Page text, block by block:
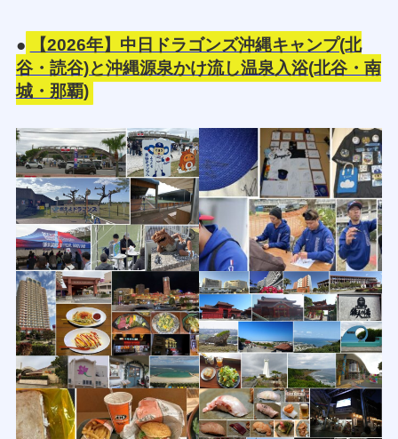
●
【2026年】中日ドラゴンズ沖縄キャンプ(北
谷・読谷)と沖縄源泉かけ流し温泉入浴(北谷・南
城・那覇)